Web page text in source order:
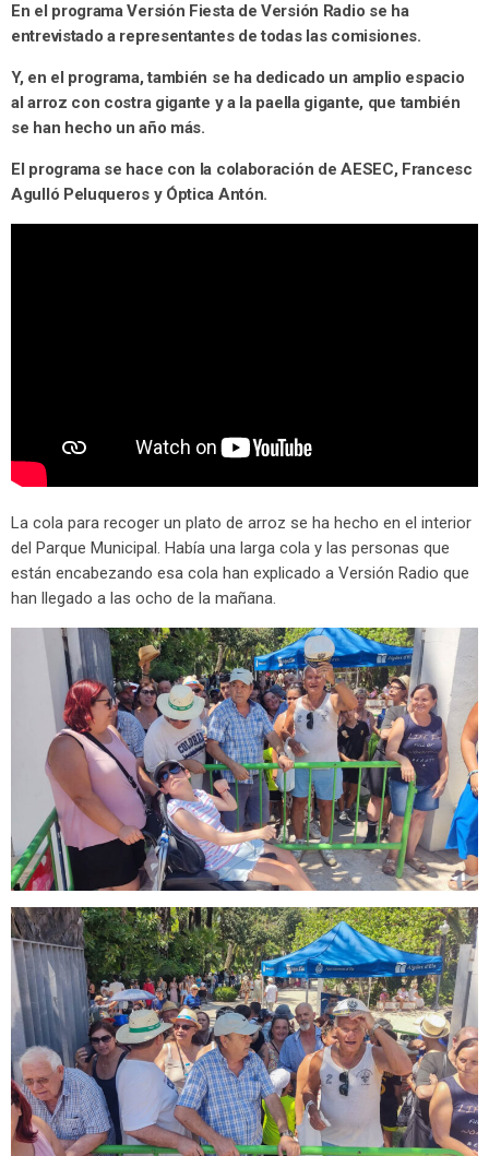
En el programa Versión Fiesta de Versión Radio se ha
entrevistado a representantes de todas las comisiones.
Y, en el programa, también se ha dedicado un amplio espacio
al arroz con costra gigante y a la paella gigante, que también
se han hecho un año más.
El programa se hace con la colaboración de AESEC, Francesc
Agulló Peluqueros y Óptica Antón.
La cola para recoger un plato de arroz se ha hecho en el interior
del Parque Municipal. Había una larga cola y las personas que
están encabezando esa cola han explicado a Versión Radio que
han llegado a las ocho de la mañana.